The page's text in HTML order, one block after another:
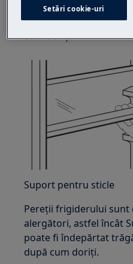
alergători, astfel încât
îndepărtate trăgându-l
cum doriți.
Suport pentru sticle
Pereții frigiderului sunt
alergători, astfel încât
poate fi îndepărtat
după cum doriți.
Setări cookie-uri